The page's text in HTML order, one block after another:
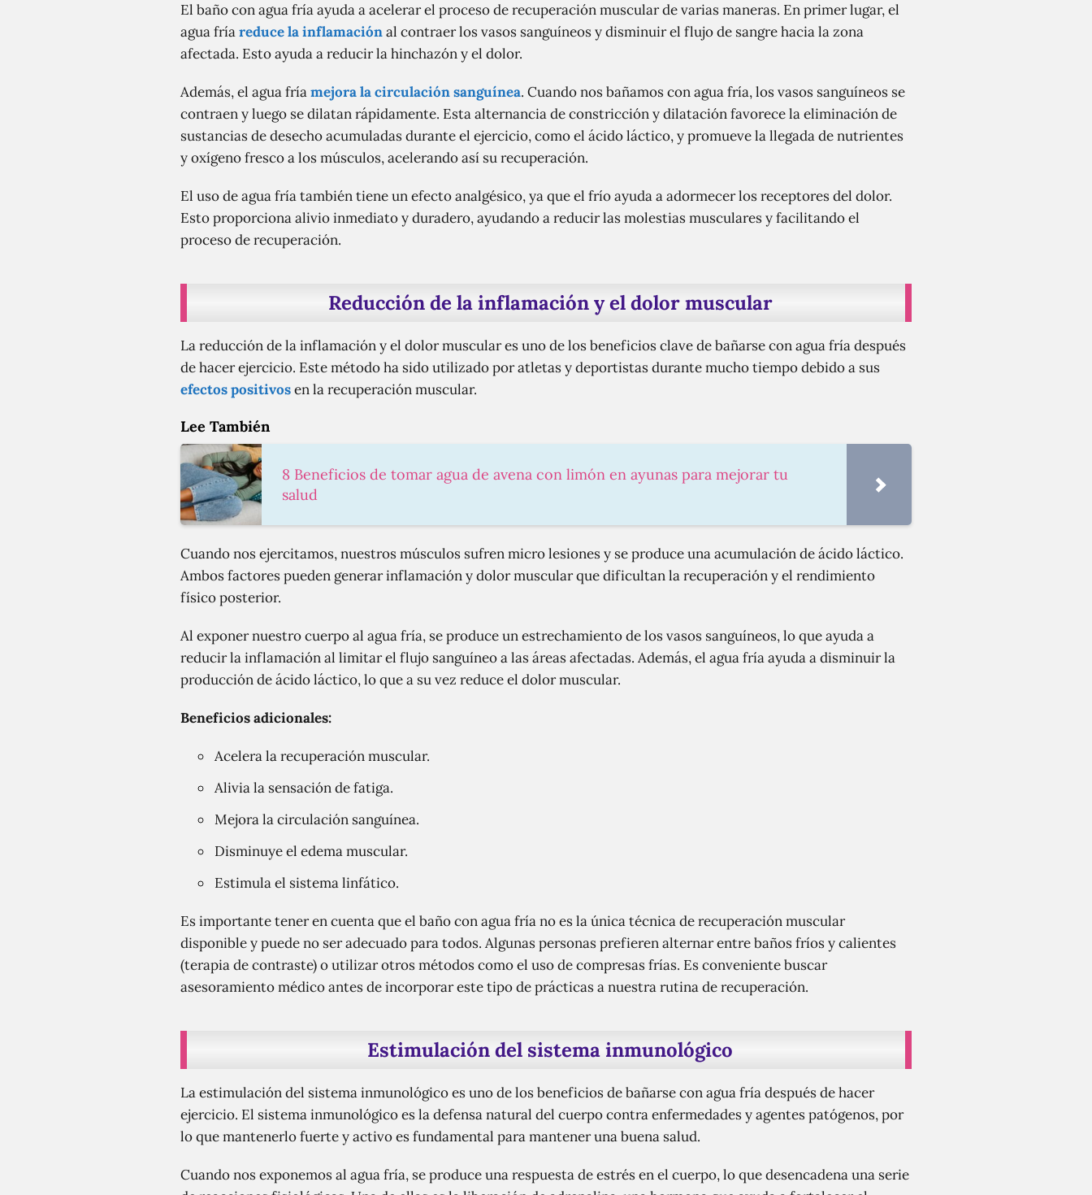
El baño con agua fría ayuda a acelerar el proceso de recuperación muscular de varias maneras. En primer lugar, el
agua fríareduce la inflamaciónal contraer los vasos sanguíneos y disminuir el flujo de sangre hacia la zona
afectada. Esto ayuda a reducir la hinchazón y el dolor.
Además, el agua fríamejora la circulación sanguínea. Cuando nos bañamos con agua fría, los vasos sanguíneos se
contraen y luego se dilatan rápidamente. Esta alternancia de constricción y dilatación favorece la eliminación de
sustancias de desecho acumuladas durante el ejercicio, como el ácido láctico, y promueve la llegada de nutrientes
y oxígeno fresco a los músculos, acelerando así su recuperación.
El uso de agua fría también tiene un efecto analgésico, ya que el frío ayuda a adormecer los receptores del dolor.
Esto proporciona alivio inmediato y duradero, ayudando a reducir las molestias musculares y facilitando el
proceso de recuperación.
Reducción de la inflamación y el dolor muscular
La reducción de la inflamación y el dolor muscular es uno de los beneficios clave de bañarse con agua fría después
de hacer ejercicio. Este método ha sido utilizado por atletas y deportistas durante mucho tiempo debido a sus
efectos positivosen la recuperación muscular.
Lee También
8 Beneficios de tomar agua de avena con limón en ayunas para mejorar tu
salud
Cuando nos ejercitamos, nuestros músculos sufren micro lesiones y se produce una acumulación de ácido láctico.
Ambos factores pueden generar inflamación y dolor muscular que dificultan la recuperación y el rendimiento
físico posterior.
Al exponer nuestro cuerpo al agua fría, se produce un estrechamiento de los vasos sanguíneos, lo que ayuda a
reducir la inflamación al limitar el flujo sanguíneo a las áreas afectadas. Además, el agua fría ayuda a disminuir la
producción de ácido láctico, lo que a su vez reduce el dolor muscular.
Beneficios adicionales:
Acelera la recuperación muscular.
Alivia la sensación de fatiga.
Mejora la circulación sanguínea.
Disminuye el edema muscular.
Estimula el sistema linfático.
Es importante tener en cuenta que el baño con agua fría no es la única técnica de recuperación muscular
disponible y puede no ser adecuado para todos. Algunas personas prefieren alternar entre baños fríos y calientes
(terapia de contraste) o utilizar otros métodos como el uso de compresas frías. Es conveniente buscar
asesoramiento médico antes de incorporar este tipo de prácticas a nuestra rutina de recuperación.
Estimulación del sistema inmunológico
La estimulación del sistema inmunológico es uno de los beneficios de bañarse con agua fría después de hacer
ejercicio. El sistema inmunológico es la defensa natural del cuerpo contra enfermedades y agentes patógenos, por
lo que mantenerlo fuerte y activo es fundamental para mantener una buena salud.
Cuando nos exponemos al agua fría, se produce una respuesta de estrés en el cuerpo, lo que desencadena una serie